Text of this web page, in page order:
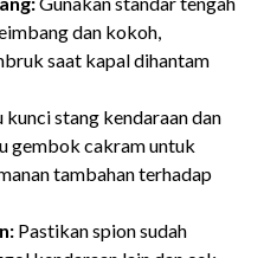
dan kokoh,
saat kapal dihantam
kunci stang kendaraan dan
gembok cakram untuk
tambahan terhadap
Pastikan spion sudah